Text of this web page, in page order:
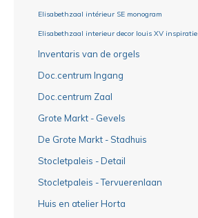
Elisabethzaal intérieur SE monogram
Elisabethzaal interieur decor louis XV inspiratie
Inventaris van de orgels
Doc.centrum Ingang
Doc.centrum Zaal
Grote Markt - Gevels
De Grote Markt - Stadhuis
Stocletpaleis - Detail
Stocletpaleis - Tervuerenlaan
Huis en atelier Horta